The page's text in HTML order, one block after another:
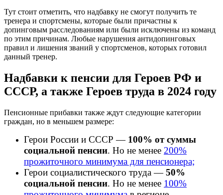
Тут стоит отметить, что надбавку не смогут получить те
тренера и спортсмены, которые были причастны к
допинговым расследованиям или были исключены из команд
по этим причинам. Любые нарушения антидопинговых
правил и лишения званий у спортсменов, которых готовил
данный тренер.
Надбавки к пенсии для Героев РФ и
СССР, а также Героев труда в 2024 году
Пенсионные прибавки также ждут следующие категории
граждан, но в меньшем размере:
Герои России и СССР — 100% от суммы
социальной пенсии. Но не менее 200%
прожиточного минимума для пенсионера;
Герои социалистического труда —50%
социальной пенсии. Но не менее 100%